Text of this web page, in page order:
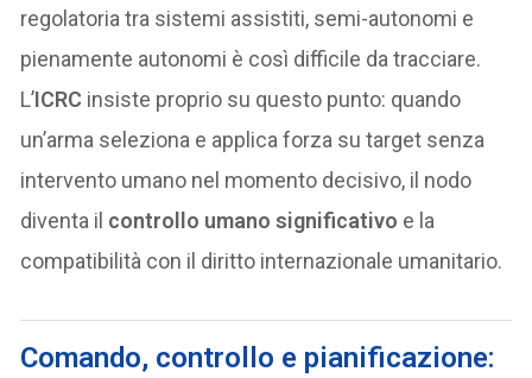
regolatoria tra sistemi assistiti, semi-autonomi e
pienamente autonomi è così difficile da tracciare.
L’ICRC insiste proprio su questo punto: quando
un’arma seleziona e applica forza su target senza
intervento umano nel momento decisivo, il nodo
diventa il controllo umano significativo e la
compatibilità con il diritto internazionale umanitario.
Comando, controllo e pianificazione: